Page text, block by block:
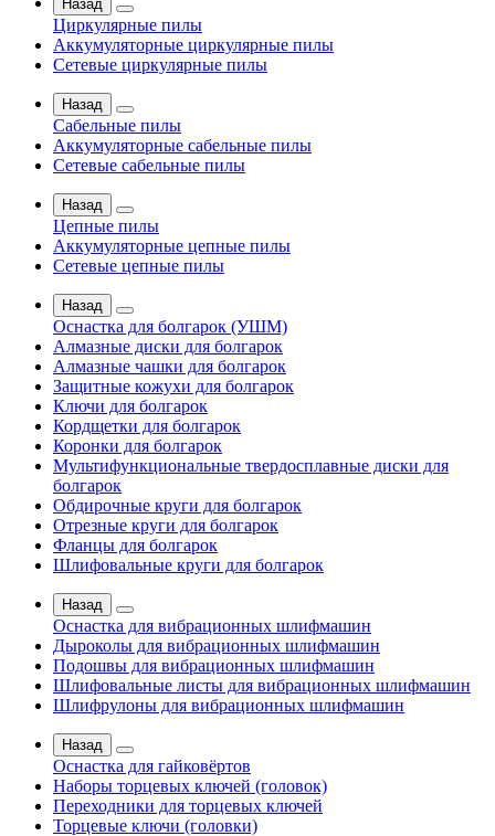
Назад
Циркулярные пилы
Аккумуляторные циркулярные пилы
Сетевые циркулярные пилы
Назад
Сабельные пилы
Аккумуляторные сабельные пилы
Сетевые сабельные пилы
Назад
Цепные пилы
Аккумуляторные цепные пилы
Сетевые цепные пилы
Назад
Оснастка для болгарок (УШМ)
Алмазные диски для болгарок
Алмазные чашки для болгарок
Защитные кожухи для болгарок
Ключи для болгарок
Кордщетки для болгарок
Коронки для болгарок
Мультифункциональные твердосплавные диски для
болгарок
Обдирочные круги для болгарок
Отрезные круги для болгарок
Фланцы для болгарок
Шлифовальные круги для болгарок
Назад
Оснастка для вибрационных шлифмашин
Дыроколы для вибрационных шлифмашин
Подошвы для вибрационных шлифмашин
Шлифовальные листы для вибрационных шлифмашин
Шлифрулоны для вибрационных шлифмашин
Назад
Оснастка для гайковёртов
Наборы торцевых ключей (головок)
Переходники для торцевых ключей
Торцевые ключи (головки)